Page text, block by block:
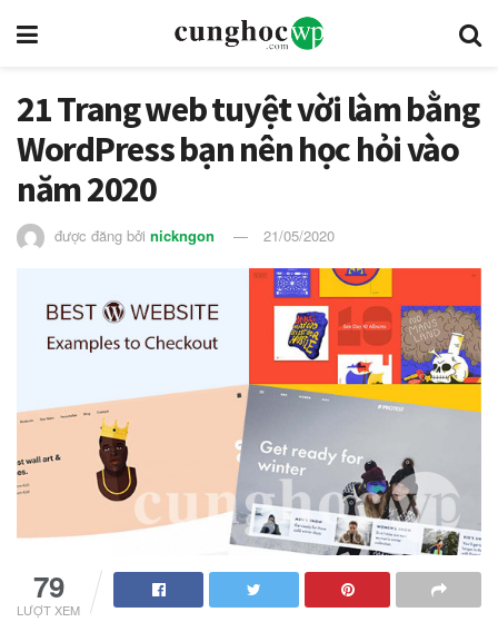
21 Trang web tuyệt vời làm bằng
WordPress bạn nên học hỏi vào
năm 2020
được đăng bởi nickngon 21/05/2020
79
LƯỢT XEM